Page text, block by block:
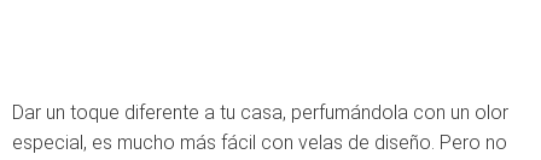
Dar un toque diferente a tu casa, perfumándola con un olor
especial, es mucho más fácil con velas de diseño. Pero no